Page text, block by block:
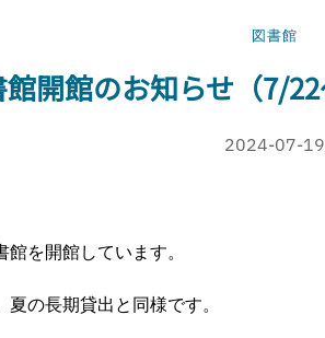
図書館
開館のお知らせ（7/22
2024-07-19
を開館しています。
の長期貸出と同様です。